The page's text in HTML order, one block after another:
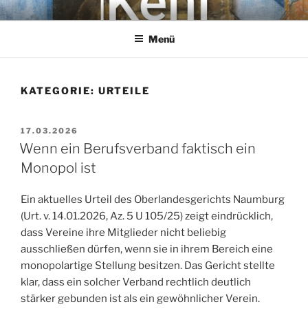
Zum
InhaltKEHL
Rechtsanwaltsgesellschaft mbH
Menü
KATEGORIE: URTEILE
VERÖFFENTLICHT
AM
17.03.2026
Wenn ein Berufsverband faktisch ein
Monopol ist
Ein aktuelles Urteil des Oberlandesgerichts Naumburg
(Urt. v. 14.01.2026, Az. 5 U 105/25) zeigt eindrücklich,
dass Vereine ihre Mitglieder nicht beliebig
ausschließen dürfen, wenn sie in ihrem Bereich eine
monopolartige Stellung besitzen. Das Gericht stellte
klar, dass ein solcher Verband rechtlich deutlich
stärker gebunden ist als ein gewöhnlicher Verein.